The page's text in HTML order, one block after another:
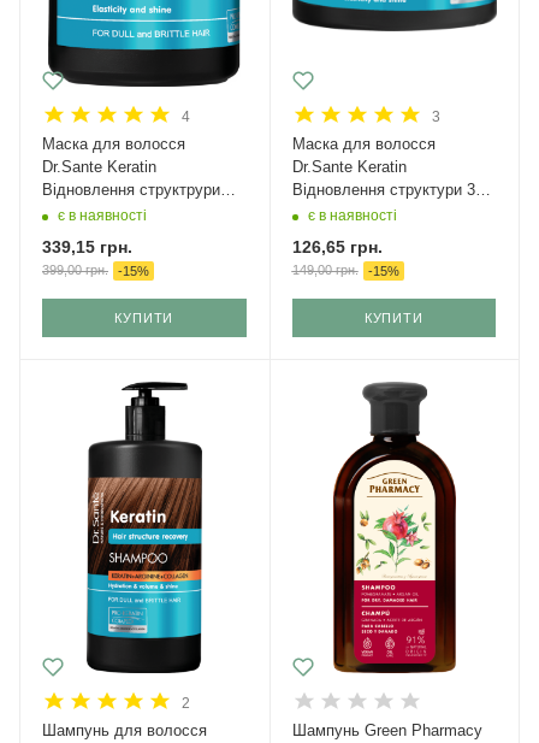
4
Маска для волосся
Dr.Sante Keratin
Відновлення структрури
1000 мл
є в наявності
339,15 грн.
399,00грн. -15%
КУПИТИ
3
Маска для волосся
Dr.Sante Keratin
Відновлення структури 300
млє в наявності
126,65грн.
149,00грн. -15%
КУПИТИ
2
Шампунь для волосся
Шампунь Green Pharmacy